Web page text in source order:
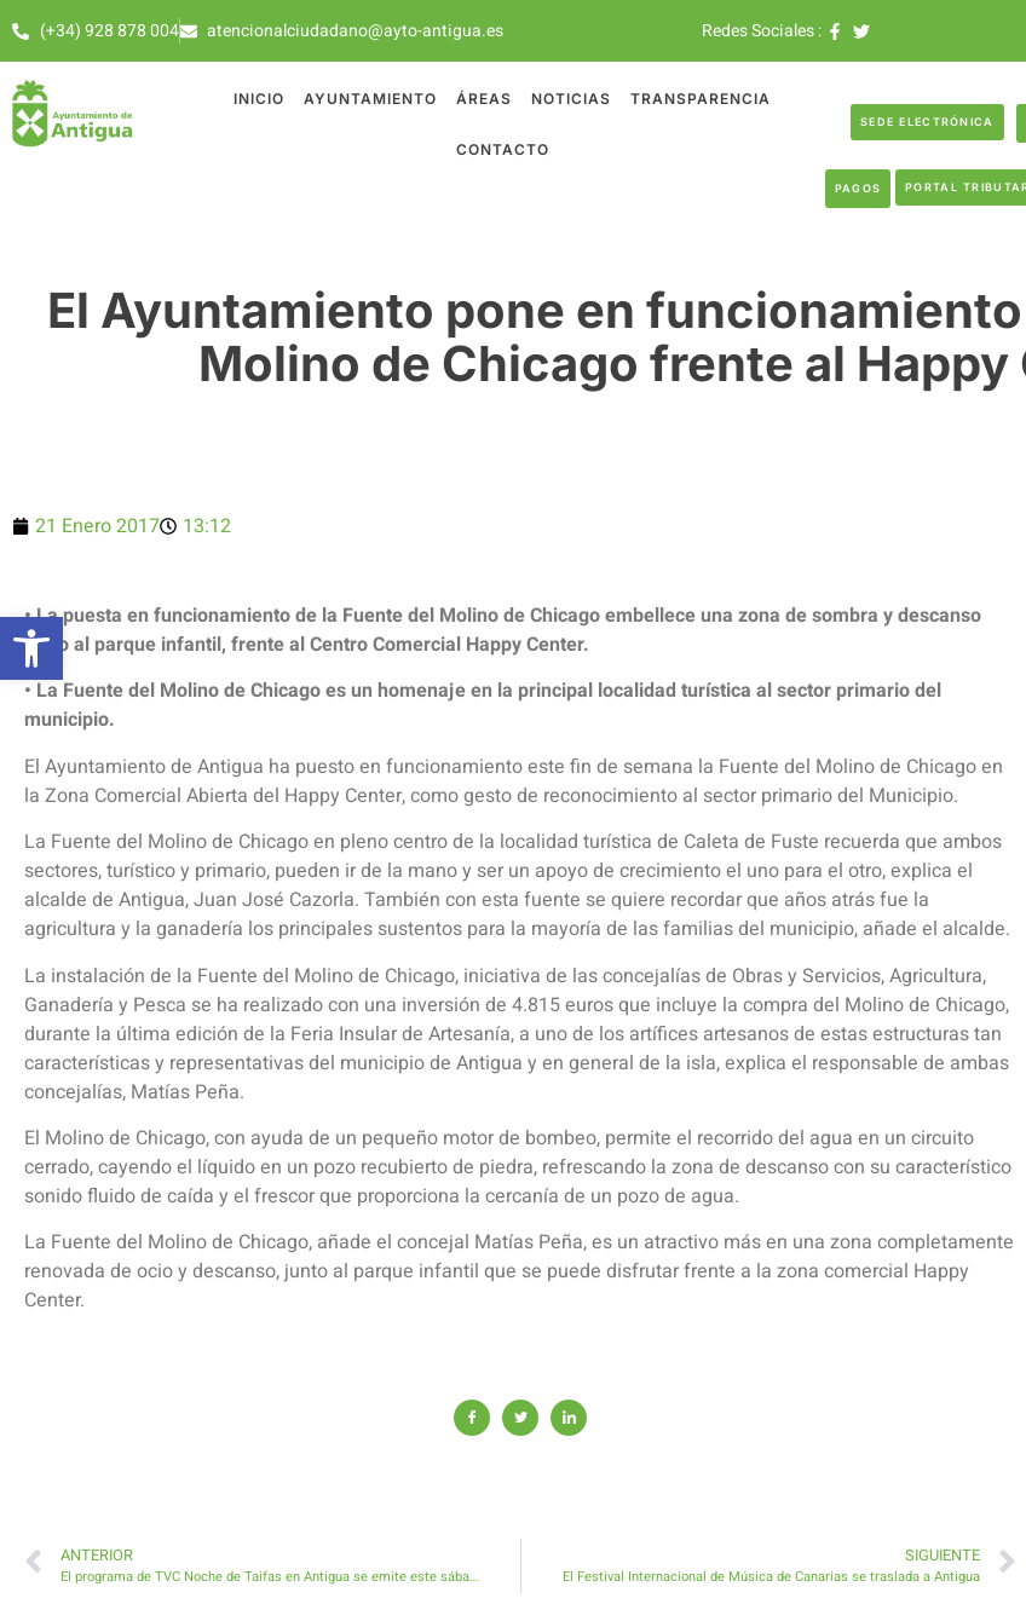
(+34) 928 878 004 atencionalciudadano@ayto-antigua.es Redes Sociales :
INICIO AYUNTAMIENTO ÁREAS NOTICIAS TRANSPARENCIA
CONTACTO
SEDE ELECTRÓNICA
PAGOS PORTAL
El Ayuntamiento pone en
Molino de Chicago frente al Happy
21 Enero 2017 13:12
• La puesta en funcionamiento de la Fuente del Molino de Chicago embellece una zona de sombra y descanso
junto al parque infantil, frente al Centro Comercial Happy Center.
• La Fuente del Molino de Chicago es un homenaje en la principal localidad turística al sector primario del
municipio.
El Ayuntamiento de Antigua ha puesto en funcionamiento este fin de semana la Fuente del Molino de Chicago en
la Zona Comercial Abierta del Happy Center, como gesto de reconocimiento al sector primario del Municipio.
La Fuente del Molino de Chicago en pleno centro de la localidad turística de Caleta de Fuste recuerda que ambos
sectores, turístico y primario, pueden ir de la mano y ser un apoyo de crecimiento el uno para el otro, explica el
alcalde de Antigua, Juan José Cazorla. También con esta fuente se quiere recordar que años atrás fue la
agricultura y la ganadería los principales sustentos para la mayoría de las familias del municipio, añade el alcalde.
La instalación de la Fuente del Molino de Chicago, iniciativa de las concejalías de Obras y Servicios, Agricultura,
Ganadería y Pesca se ha realizado con una inversión de 4.815 euros que incluye la compra del Molino de Chicago,
durante la última edición de la Feria Insular de Artesanía, a uno de los artífices artesanos de estas estructuras tan
características y representativas del municipio de Antigua y en general de la isla, explica el responsable de ambas
concejalías, Matías Peña.
El Molino de Chicago, con ayuda de un pequeño motor de bombeo, permite el recorrido del agua en un circuito
cerrado, cayendo el líquido en un pozo recubierto de piedra, refrescando la zona de descanso con su característico
sonido fluido de caída y el frescor que proporciona la cercanía de un pozo de agua.
La Fuente del Molino de Chicago, añade el concejal Matías Peña, es un atractivo más en una zona completamente
renovada de ocio y descanso, junto al parque infantil que se puede disfrutar frente a la zona comercial Happy
Center.
ANTERIOR
El programa de TVC Noche de Taifas en Antigua se emite este sábado
SIGUIENTE
El Festival Internacional de Música de Canarias se traslada a Antigua
Abrir barra de herramientas